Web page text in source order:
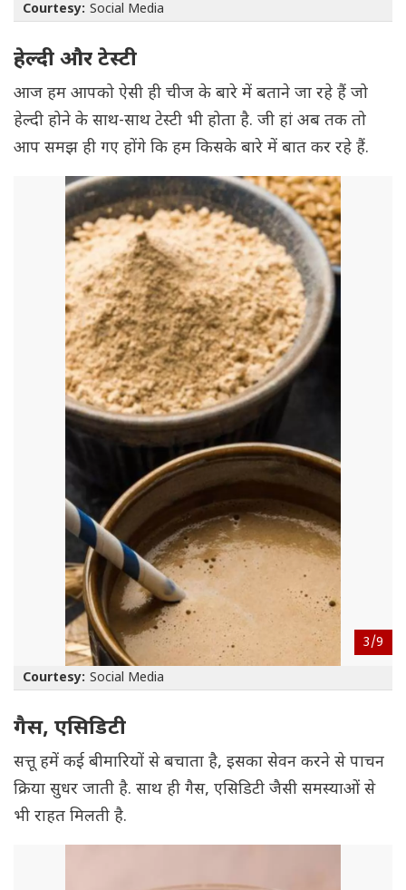
Courtesy: Social Media
हेल्दी और टेस्टी
आज हम आपको ऐसी ही चीज के बारे में बताने जा रहे हैं जो
हेल्दी होने के साथ-साथ टेस्टी भी होता है. जी हां अब तक तो
आप समझ ही गए होंगे कि हम किसके बारे में बात कर रहे हैं.
3/9
Courtesy: Social Media
गैस, एसिडिटी
सत्तू हमें कई बीमारियों से बचाता है, इसका सेवन करने से पाचन
क्रिया सुधर जाती है. साथ ही गैस, एसिडिटी जैसी समस्याओं से
भी राहत मिलती है.